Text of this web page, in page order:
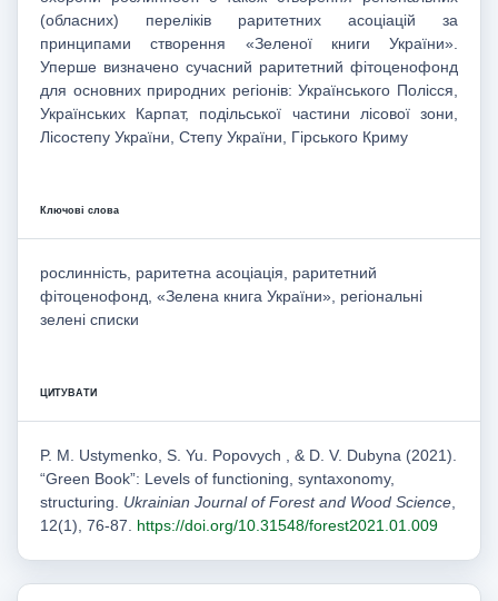
(обласних) переліків раритетних асоціацій за
принципами створення «Зеленої книги України».
Уперше визначено сучасний раритетний фітоценофонд
для основних природних регіонів: Українського Полісся,
Українських Карпат, подільської частини лісової зони,
Лісостепу України, Степу України, Гірського Криму
Ключові слова
рослинність, раритетна асоціація, раритетний
фітоценофонд, «Зелена книга України», регіональні
зелені списки
ЦИТУВАТИ
P. M. Ustуmenko, S. Yu. Popovуch , & D. V. Dubyna (2021).
“Green Book”: Levels of functioning, syntaxonomy,
structuring. Ukrainian Journal of Forest and Wood Science,
12(1), 76-87. https://doi.org/10.31548/forest2021.01.009